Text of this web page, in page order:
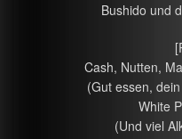
Bushido und
Cash, Nutten,
(Gut essen,
White
(Und viel